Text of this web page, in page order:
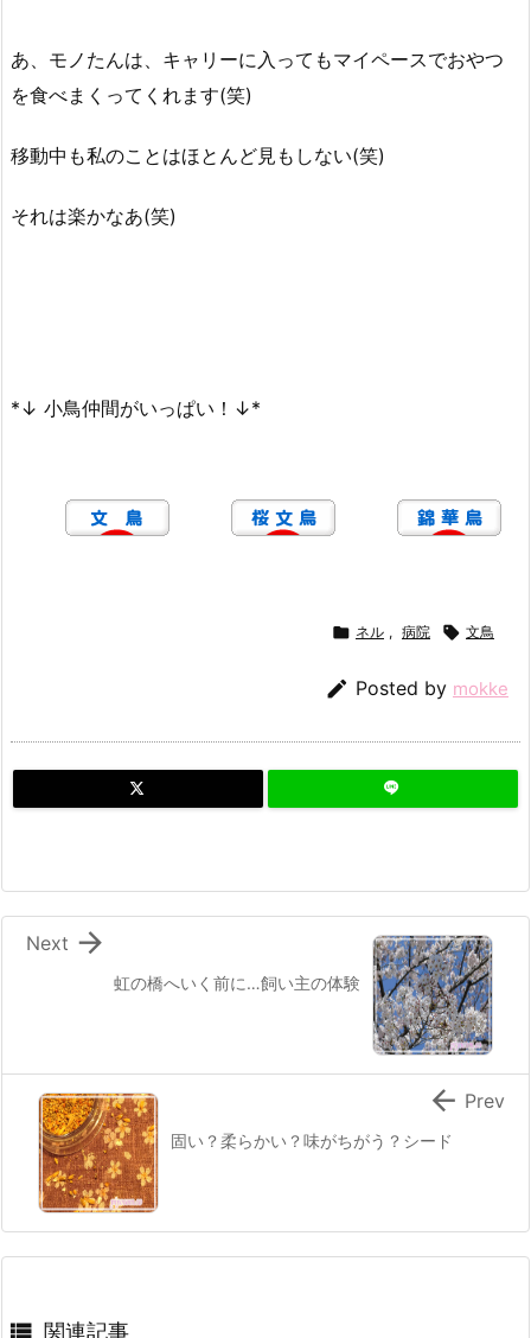
あ、モノたんは、キャリーに入ってもマイペースでおやつ
を食べまくってくれます(笑)
移動中も私のことはほとんど見もしない(笑)
それは楽かなあ(笑)
*↓ 小鳥仲間がいっぱい！↓*
 ネル , 病院  文鳥
 Posted by mokke
虹の橋へいく前に…飼い主の体験

Next
固い？柔らかい？味がちがう？シード
 Prev
 関連記事